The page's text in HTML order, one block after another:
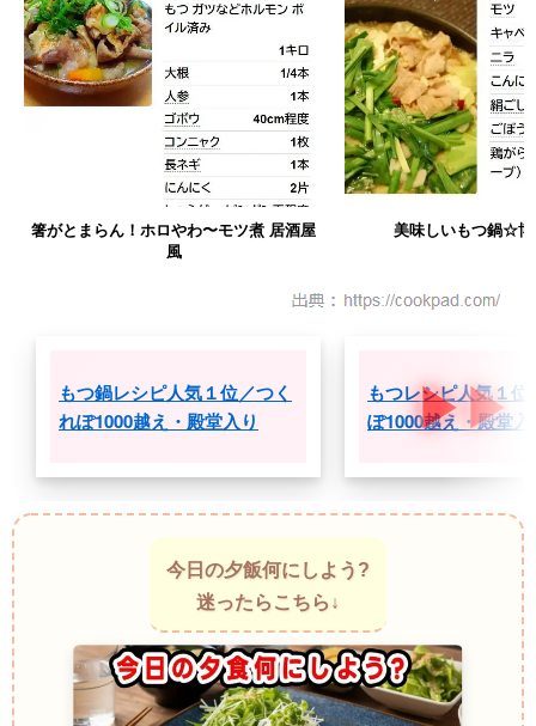
箸がとまらん！ホロやわ〜モツ煮 居酒屋
風
美味しいもつ鍋☆博
もつ鍋レシピ人気１位／つく
れぽ1000越え・殿堂入り
もつレシピ人気１位
ぽ1000越え・殿堂入
今日の夕飯何にしよう?
迷ったらこちら↓